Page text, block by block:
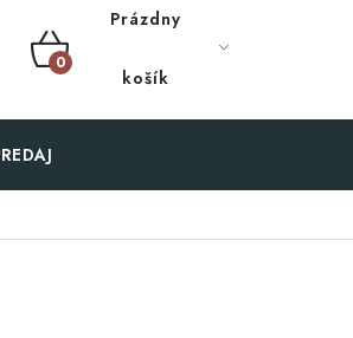
NÁKUPNÝ
Prázdny
košík